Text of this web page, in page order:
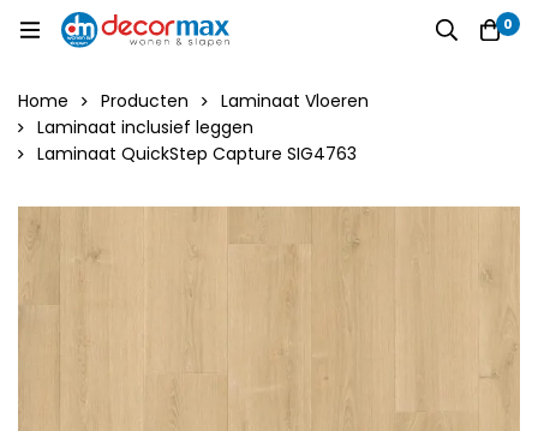
0
Home Producten
Laminaat Vloeren
Laminaat inclusief leggen
Laminaat QuickStep Capture SIG4763